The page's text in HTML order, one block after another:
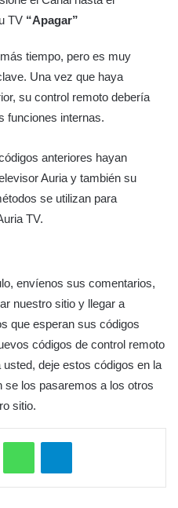
TV “Apagar”
tiempo, pero es muy
Una vez que haya
su control remoto debería
funciones internas.
anteriores hayan
Auria y también su
se utilizan para
TV.
envíenos sus comentarios,
nuestro sitio y llegar a
que esperan sus códigos
códigos de control remoto
deje estos códigos en la
se los pasaremos a los otros
sitio.
WhatsAppTelegram